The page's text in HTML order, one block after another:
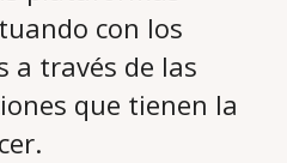
con los
a través de las
que tienen la